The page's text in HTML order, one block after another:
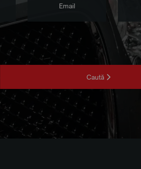
Email
Caută